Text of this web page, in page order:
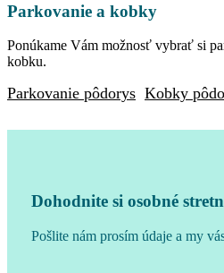
Parkovanie a kobky
Ponúkame Vám možnosť vybrať si
kobku.
Parkovanie pôdorys Kobky
Dohodnite si osobné
Pošlite nám prosím údaje a my